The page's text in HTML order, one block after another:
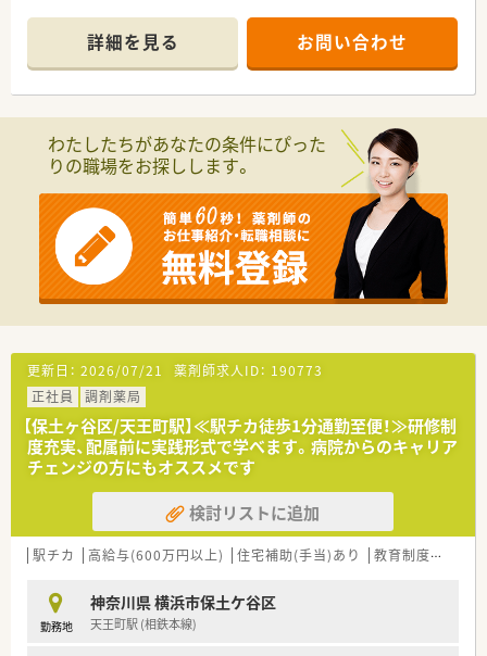
療機関と信頼関係を築きやすい体制があるのも認定薬局が増え
ている理由の1つです。
★安心して働ける環境と福利厚生制度
年間休日が「126日相当時間」と業界トップクラスのさくら薬局
境づくりを考え、ライフステージに応じた福利厚生をご用意して
います。
また、患者さまへの想いをカタチにする「リトルチャレンジ制
度」では「現場主義」を念頭に、
地域・店舗ごとに異なる患者さまのニーズやスタッフの思いを実
現する取り組みも行っています。
入社後もひとりひとりの薬剤師像に近しい多彩なキャリアステ
ップをご用意しております。
こうした働きやすい環境づくりに力を入れている『さくら薬局グ
ループ』でご活躍されてみませんか？
に触れることができます。
■1日の処方箋枚数は平均60枚で、薬剤師は常時2名体制、事務ス
タッフも配置されています。
■東京・神奈川・埼玉で16店舗を展開し、患者様第一の地域密着
型薬局を目指しています。
■社長が薬剤師であるため、現場で働く薬剤師の視点や働きやす
■「薬剤師の成長が、会社の成長」と考え、階層別研修やeラーニ
ング費用全額負担など教育に熱心です。
【こんな取り組みをしています】
■研修認定薬剤師を取得するためのeラーニング費用は、会社が
全額を負担し、自己研鑽を支援します。
■学会や薬剤師会への積極的な参加も推奨しており、参加費用は
■「健康フェスタ」を年2～3回実施し、処方箋なしでも立ち寄れ
る地域の健康相談窓口を目指しています。
詳細を見る お問い合わせ
わたしたちがあなたの条件にぴった
りの職場をお探しします。
更新日： 2026/07/21 薬剤師求人ID： 190773
正社員
調剤薬局
【保土ヶ谷区/天王町駅】≪駅チカ徒歩1分通勤至便！≫研修制
度充実、配属前に実践形式で学べます。病院からのキャリア
チェンジの方にもオススメです
検討リストに追加
駅チカ 高給与(600万円以上) 住宅補助(手当)あり 教育制度あり
勤務地
神奈川県 横浜市保土ケ谷区
天王町駅 (相鉄本線)